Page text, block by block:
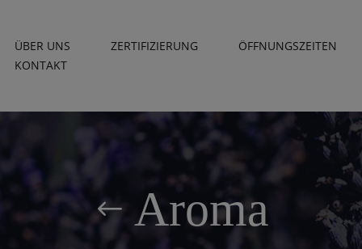
ÜBER UNS ZERTIFIZIERUNG
ÖFFNUNGSZEITEN
KONTAKT
Aroma